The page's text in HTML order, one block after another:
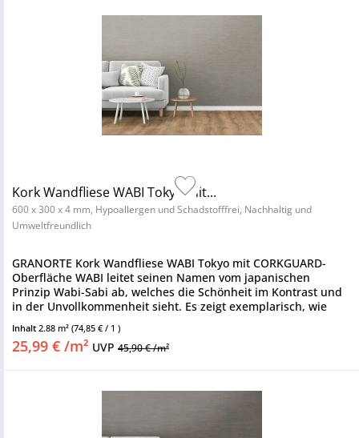
Kork Wandfliese WABI Tokyo mit...
600 x 300 x 4 mm, Hypoallergen und Schadstofffrei, Nachhaltig und
Umweltfreundlich
GRANORTE Kork Wandfliese WABI Tokyo mit CORKGUARD-
Oberfläche WABI leitet seinen Namen vom japanischen
Prinzip Wabi-Sabi ab, welches die Schönheit im Kontrast und
in der Unvollkommenheit sieht. Es zeigt exemplarisch, wie
umweltfreundliche...
Inhalt 2.88 m² (74,85 € / 1 )
25,99 € /m² UVP 45,90 € /m²